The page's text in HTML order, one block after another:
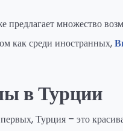
предлагает множество
как среди иностранных,
в Турции
Турция – это